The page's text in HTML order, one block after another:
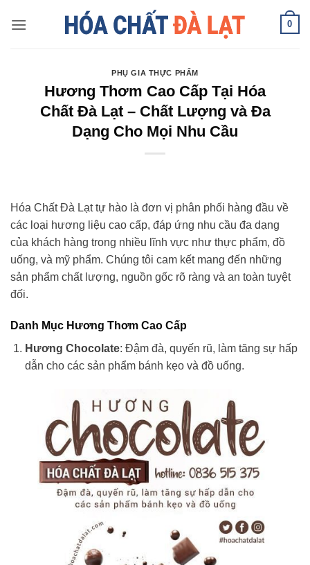
0
PHỤ GIA THỰC PHẨM
Hương Thơm Cao Cấp Tại Hóa
Chất Đà Lạt – Chất Lượng và Đa
Dạng Cho Mọi Nhu Cầu
Hóa Chất Đà Lạt tự hào là đơn vị phân phối hàng đầu về
các loại hương liệu cao cấp, đáp ứng nhu cầu đa dạng
của khách hàng trong nhiều lĩnh vực như thực phẩm, đồ
uống, và mỹ phẩm. Chúng tôi cam kết mang đến những
sản phẩm chất lượng, nguồn gốc rõ ràng và an toàn tuyệt
đối.
Danh Mục Hương Thơm Cao Cấp
Hương Chocolate: Đậm đà, quyến rũ, làm tăng sự hấp
dẫn cho các sản phẩm bánh kẹo và đồ uống.